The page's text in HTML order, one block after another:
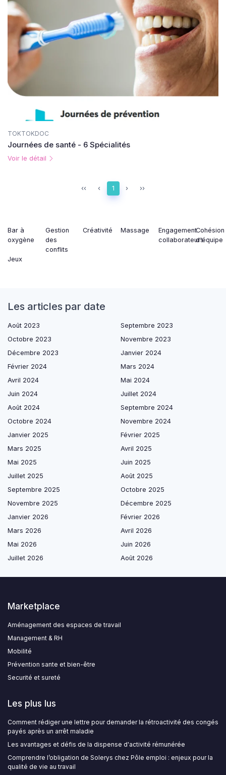
TOKTOKDOC
Journées de santé - 6 Spécialités
Voir le détail
‹‹ ‹ 1 › ››
Bar à
oxygène
Gestion
des
conflits
Créativité Massage
Engagement
collaborateurs
Cohésion
d'équipe
Jeux
Les articles par date
Août 2023
Septembre 2023
Octobre 2023
Novembre 2023
Décembre 2023
Janvier 2024
Février 2024
Mars 2024
Avril 2024
Mai 2024
Juin 2024
Juillet 2024
Août 2024
Septembre 2024
Octobre 2024
Novembre 2024
Janvier 2025
Février 2025
Mars 2025
Avril 2025
Mai 2025
Juin 2025
Juillet 2025
Août 2025
Septembre 2025
Octobre 2025
Novembre 2025
Décembre 2025
Janvier 2026
Février 2026
Mars 2026
Avril 2026
Mai 2026
Juin 2026
Juillet 2026
Août 2026
Marketplace
Aménagement des espaces de travail
Management & RH
Mobilité
Prévention sante et bien-être
Securité et sureté
Les plus lus
Comment rédiger une lettre pour demander la rétroactivité des congés
payés après un arrêt maladie
Les avantages et défis de la dispense d'activité rémunérée
Comprendre l’obligation de Solerys chez Pôle emploi : enjeux pour la
qualité de vie au travail